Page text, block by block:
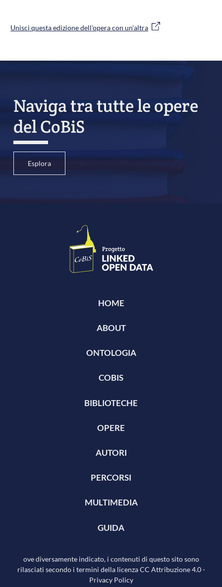
Unisci questa edizione dell'opera con un'altra
Naviga tra tutte le opere
del CoBiS
Esplora
HOME
ABOUT
ONTOLOGIA
COBIS
BIBLIOTECHE
OPERE
AUTORI
PERCORSI
MULTIMEDIA
GUIDA
ove diversamente indicato, i contenuti di questo sito sono
rilasciati secondo i termini della licenza CC Attribuzione 4.0-
Privacy Policy